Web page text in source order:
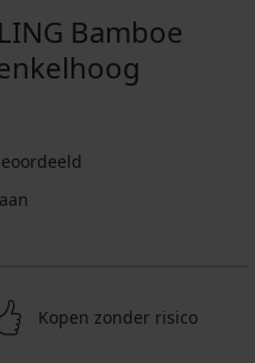
Bamboe
Kopen zonder risico